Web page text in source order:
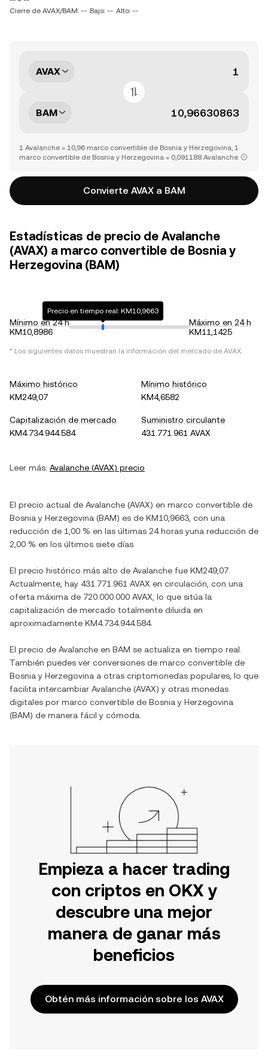
Cierre de AVAX/BAM: -- Bajo: -- Alto: --
AVAX
BAM
1 Avalanche = 10,96 marco convertible de Bosnia y Herzegovina, 1
marco convertible de Bosnia y Herzegovina = 0,091188 Avalanche
Convierte AVAX a BAM
Estadísticas de precio de Avalanche
(AVAX) a marco convertible de Bosnia y
Herzegovina (BAM)
Mínimo en 24 h
KM10,8986
Precio en tiempo real: KM10,9663
Máximo en 24 h
KM11,1425
* Los siguientes datos muestran la información del mercado de AVAX.
Máximo histórico
KM249,07
Mínimo histórico
KM4,6582
Capitalización de mercado
KM4.734.944.584
Suministro circulante
431.771.961 AVAX
Leer más: Avalanche (AVAX) precio
El precio actual de Avalanche (AVAX) en marco convertible de
Bosnia y Herzegovina (BAM) es de KM10,9663 , con una
reducción de 1,00 % en las últimas 24 horas yuna reducción de
2,00 % en los últimos siete días.
El precio histórico más alto de Avalanche fue KM249,07
Actualmente, hay 431.771.961 AVAX en circulación, con una
oferta máxima de 720.000.000 AVAX , lo que sitúa la
capitalización de mercado totalmente diluida en
aproximadamente KM4.734.944.584.
El precio de Avalanche en BAM se actualiza en tiempo real.
También puedes ver conversiones de marco convertible de
Bosnia y Herzegovina a otras criptomonedas populares, lo que
facilita intercambiar Avalanche (AVAX) y otras monedas
digitales por marco convertible de Bosnia y Herzegovina
(BAM) de manera fácil y cómoda.
Empieza a hacer trading
con criptos en OKX y
descubre una mejor
manera de ganar más
beneficios
Obtén más información sobre los AVAX